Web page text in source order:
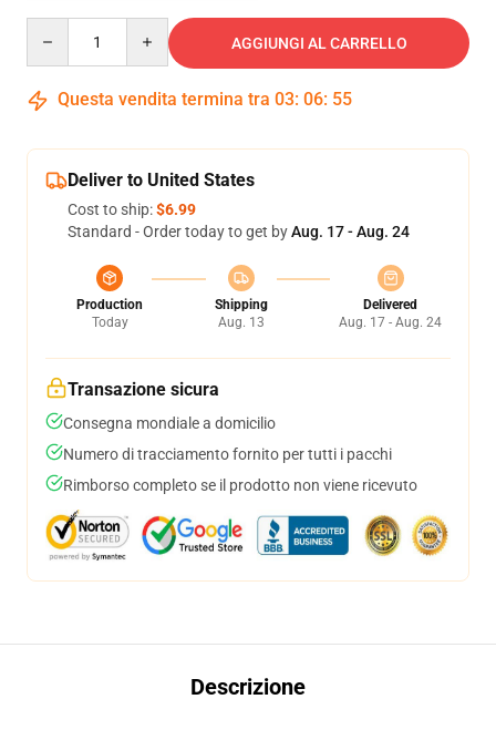
AGGIUNGI AL CARRELLO
Questa vendita termina tra 03: 06: 54
Deliver to United States
Cost to ship:$6.99
Standard - Order today to get byAug. 17 - Aug. 24
Production
Today
Shipping
Aug. 13
Delivered
Aug. 17 - Aug. 24
Transazione sicura
Consegna mondiale a domicilio
Numero di tracciamento fornito per tutti i pacchi
Rimborso completo se il prodotto non viene ricevuto
Descrizione